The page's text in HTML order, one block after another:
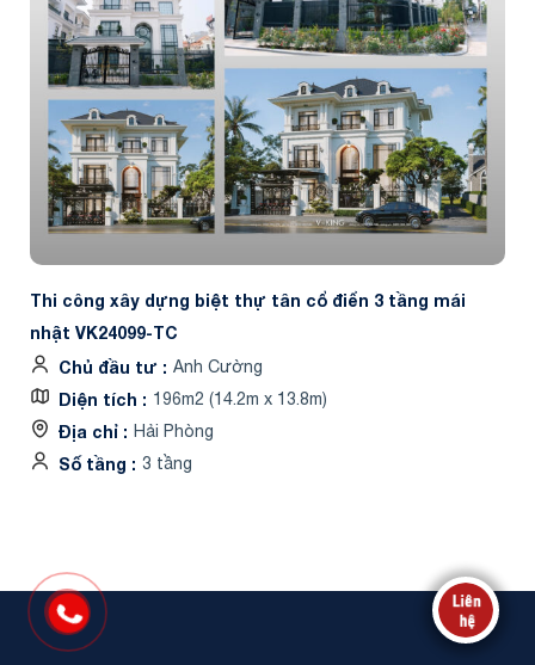
Thi công xây dựng biệt thự tân cổ điển 3 tầng mái
nhật VK24099-TC
Chủ đầu tư
Anh Cường
Diện tích 196m2 (14.2m x 13.8m)
Địa chỉ Hải Phòng
Số tầng 3 tầng